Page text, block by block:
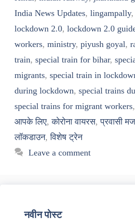
India News Updates, lingampally,
lockdown 2.0, lockdown 2.0
workers, ministry, piyush goyal,
train, special train for bihar,
migrants, special train in
during lockdown, special trains
special trains for migrant workers,
आपके लिए,कोरोना वायरस,प्रवासी
लॉकडाउन,विशेष ट्रेन
Leave a comment
नवीन पोस्ट